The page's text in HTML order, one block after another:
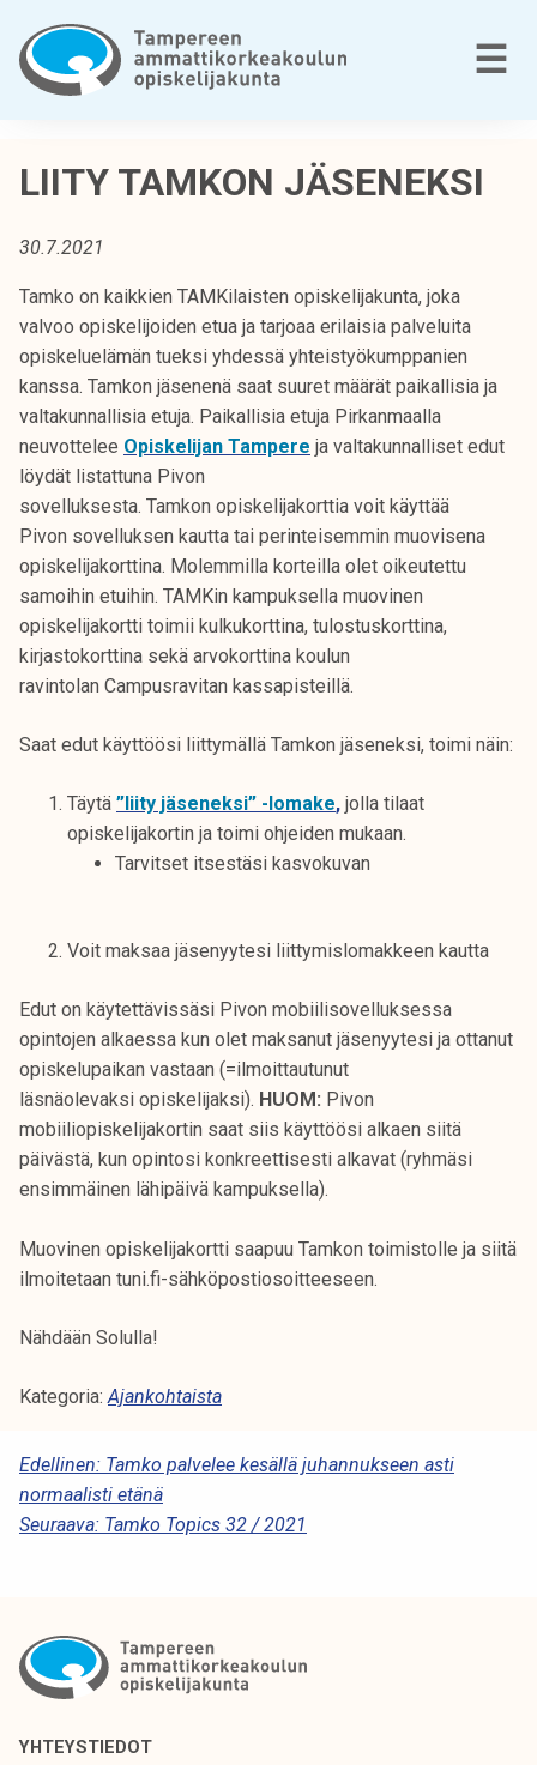
sisältöön
a
m
e
r
n
m
t
o
e
p
i
s
k
e
l
i
a
k
n
a
☰
LIITY TAMKON JÄSENEKSI
30.7.2021
Tamko on kaikkien TAMKilaisten opiskelijakunta, joka
valvoo opiskelijoiden etua ja tarjoaa erilaisia palveluita
opiskeluelämän tueksi yhdessä yhteistyökumppanien
kanssa. Tamkon jäsenenä saat suuret määrät paikallisia ja
valtakunnallisia etuja. Paikallisia etuja Pirkanmaalla
neuvottelee Opiskelijan Tampere ja valtakunnalliset edut
löydät listattuna Pivon
sovelluksesta. Tamkon opiskelijakorttia voit käyttää
Pivon sovelluksen kautta tai perinteisemmin muovisena
opiskelijakorttina. Molemmilla korteilla olet oikeutettu
samoihin etuihin. TAMKin kampuksella muovinen
opiskelijakortti toimii kulkukorttina, tulostuskorttina,
kirjastokorttina sekä arvokorttina koulun
ravintolan Campusravitan kassapisteillä.
Saat edut käyttöösi liittymällä Tamkon jäseneksi, toimi näin:
Täytä ”liity jäseneksi” -lomake, jolla tilaat
opiskelijakortin ja toimi ohjeiden mukaan.
Tarvitset itsestäsi kasvokuvan
Voit maksaa jäsenyytesi liittymislomakkeen kautta
Edut on käytettävissäsi Pivon mobiilisovelluksessa
opintojen alkaessa kun olet maksanut jäsenyytesi ja ottanut
opiskelupaikan vastaan (=ilmoittautunut
läsnäolevaksi opiskelijaksi). HUOM: Pivon
mobiiliopiskelijakortin saat siis käyttöösi alkaen siitä
päivästä, kun opintosi konkreettisesti alkavat (ryhmäsi
ensimmäinen lähipäivä kampuksella).
Muovinen opiskelijakortti saapuu Tamkon toimistolle ja siitä
ilmoitetaan tuni.fi-sähköpostiosoitteeseen.
Nähdään Solulla!
Kategoria:Ajankohtaista
A
R
K
L
Edellinen: Tamko palvelee kesällä juhannukseen asti
normaalisti etänä
Seuraava: Tamko Topics 32 / 2021
YHTEYSTIEDOT